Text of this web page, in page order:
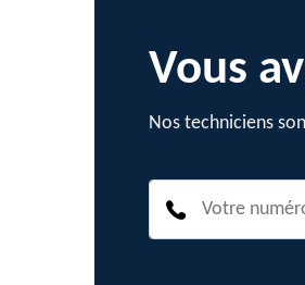
Vous
Nos techniciens